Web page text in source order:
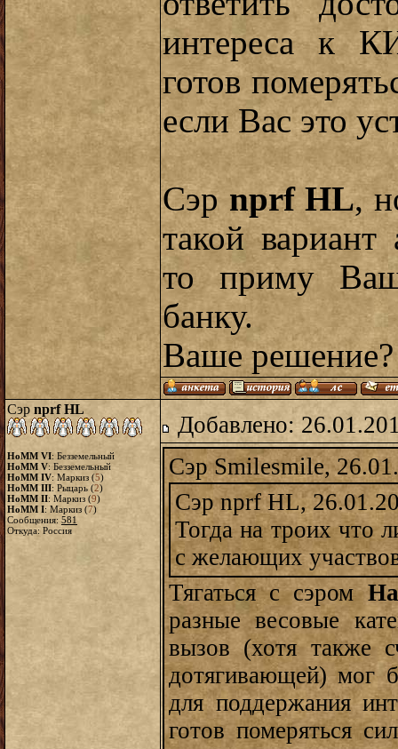
интереса к
готов
если Вас это
Сэр nprf HL,
такой
то приму
банку.
Ваше решение?
Сэр nprf HL
HoMM VI: Безземельный
HoMM V: Безземельный
HoMM IV: Маркиз (5)
HoMM III: Рыцарь (2)
HoMM II: Маркиз (9)
HoMM I: Маркиз (7)
Сообщения: 581
Откуда: Россия
Добавлено:
Сэр Smilesmile,
Сэр nprf HL,
Тогда на троих что
с желающих
Тягаться с сэром
разные весовые
вызов (хотя также
дотягивающей) мог
для поддержания
готов померяться